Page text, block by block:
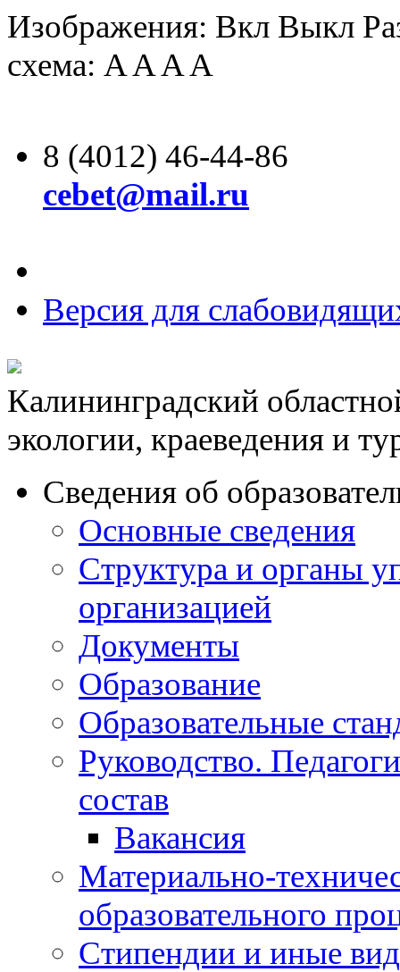
Изображения: Вкл Выкл
схема: AAAA
8 (4012) 46-44-86
cebet@mail.ru
Версия для
Калининградский
экологии, краеведения и
Сведения об
Основные сведения
Структура и органы
организацией
Документы
Образование
Образовательные
Руководство.
состав
Вакансия
Материально-
образовательного
Стипендии и иные